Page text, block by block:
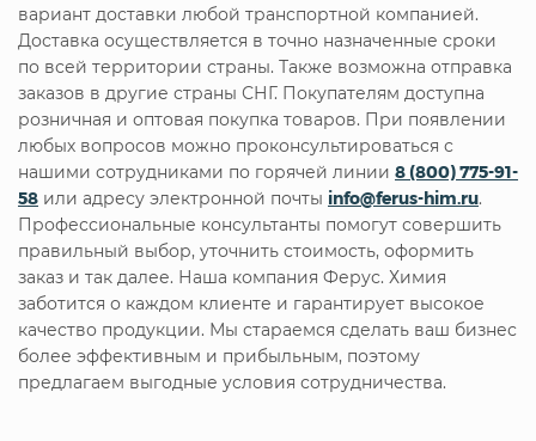
вариант доставки любой транспортной компанией.
Доставка осуществляется в точно назначенные сроки
по всей территории страны. Также возможна отправка
заказов в другие страны СНГ. Покупателям доступна
розничная и оптовая покупка товаров. При появлении
любых вопросов можно проконсультироваться с
нашими сотрудниками по горячей линии 8 (800) 775-91-
58 или адресу электронной почты info@ferus-him.ru.
Профессиональные консультанты помогут совершить
правильный выбор, уточнить стоимость, оформить
заказ и так далее. Наша компания Ферус. Химия
заботится о каждом клиенте и гарантирует высокое
качество продукции. Мы стараемся сделать ваш бизнес
более эффективным и прибыльным, поэтому
предлагаем выгодные условия сотрудничества.